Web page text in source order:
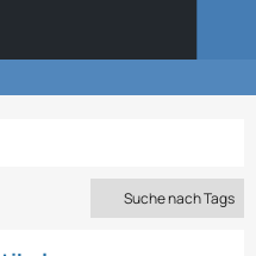
Suche nach Tags